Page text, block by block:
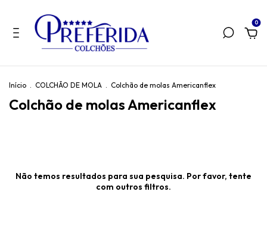
0
Início . COLCHÃO DE MOLA . Colchão de molas Americanflex
Colchão de molas Americanflex
Não temos resultados para sua pesquisa. Por favor, tente
com outros filtros.